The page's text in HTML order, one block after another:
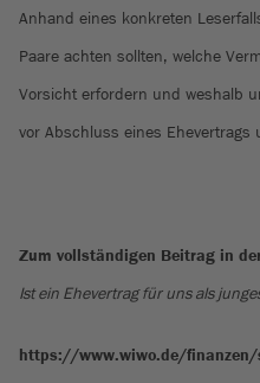
Anhand eines konkreten
Paare achten sollten, welche
Vorsicht erfordern und weshalb
vor Abschluss eines Ehevertrags
Zum vollständigen Beitrag in
Ist ein Ehevertrag für uns als
https://www.wiwo.de/finanzen/